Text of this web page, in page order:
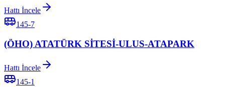
Hattı İncele
145-7
(ÖHO) ATATÜRK SİTESİ-ULUS-ATAPARK
Hattı İncele
145-1